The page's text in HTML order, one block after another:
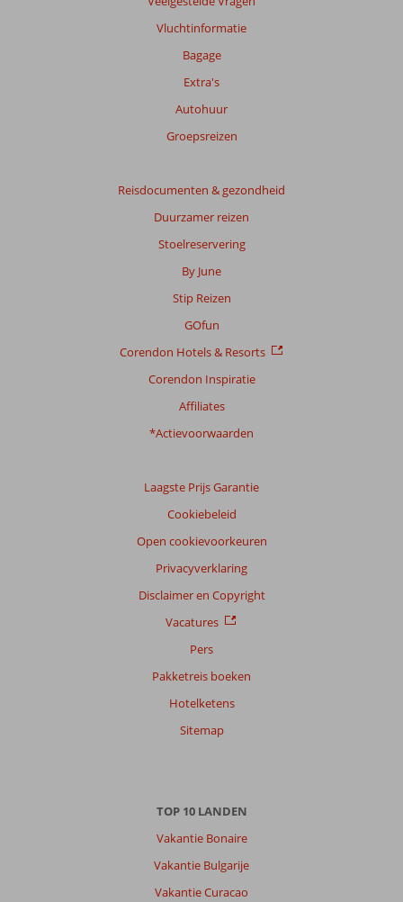
Vluchtinformatie
Bagage
Extra's
Autohuur
Groepsreizen
Reisdocumenten & gezondheid
Duurzamer reizen
Stoelreservering
By June
Stip Reizen
GOfun
Corendon Hotels & Resorts
Corendon Inspiratie
Affiliates
*Actievoorwaarden
Laagste Prijs Garantie
Cookiebeleid
Open cookievoorkeuren
Privacyverklaring
Disclaimer en Copyright
Vacatures
Pers
Pakketreis boeken
Hotelketens
Sitemap
TOP 10 LANDEN
Vakantie Bonaire
Vakantie Bulgarije
Vakantie Curacao